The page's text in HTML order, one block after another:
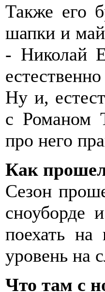
Также его
шапки и
- Николай
Ну и,
с Романом
про него
Как
Сезон
сноуборде
поехать на
уровень на
Что там с